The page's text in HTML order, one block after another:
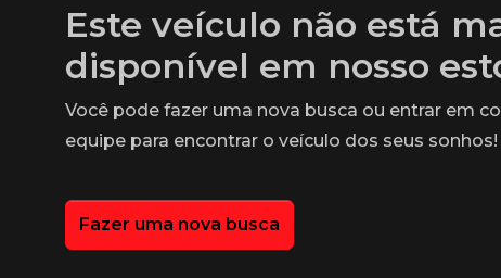
Este veículo não está
disponível em nosso
Você pode fazer uma nova busca ou entrar em
equipe para encontrar o veículo dos seus sonhos!
Fazer uma nova busca